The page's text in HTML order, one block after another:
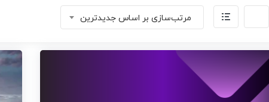
مرتب‌سازی بر اساس جدیدترین